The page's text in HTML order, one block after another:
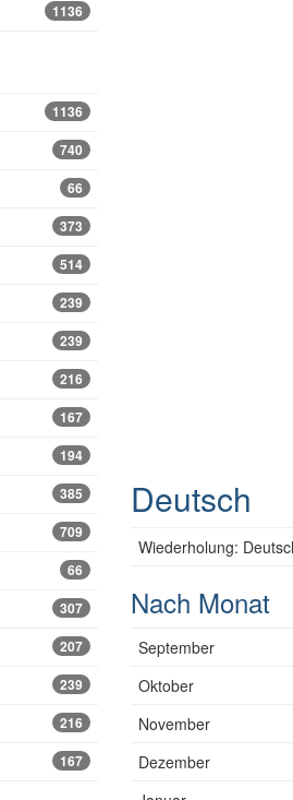
1136
1136
740
66
373
514
239
239
216
167
194
385
709
66
307
207
239
216
167
Deutsch
Wiederholung:
Nach Monat
September
Oktober
November
Dezember